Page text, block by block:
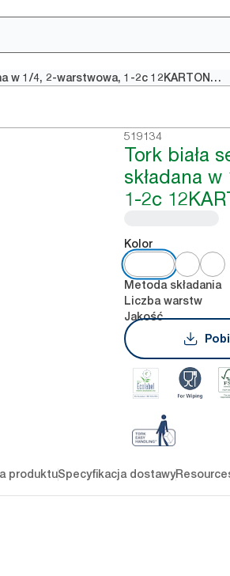
Tork biała serwetka lunchowa, składana w 1/4, 2-warstwowa, 1-2c 12KARTON 200/10
519134
Tork biała
składana
1-2c
Kolor
Metoda składania
Liczba warstw
Jakość
produktuSpecyfikacja dostawy